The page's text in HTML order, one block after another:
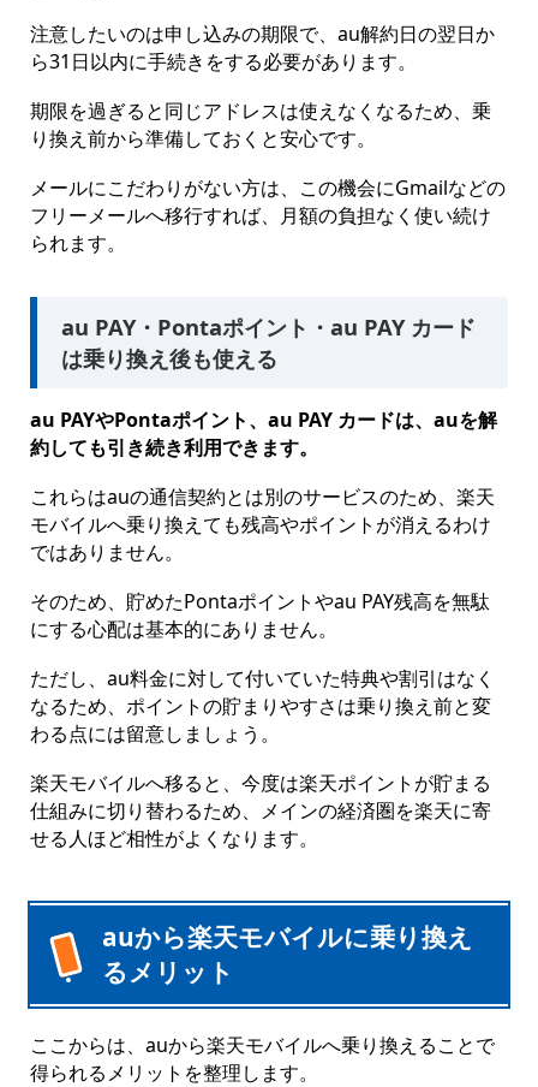
注意したいのは申し込みの期限で、au解約日の翌日か
ら31日以内に手続きをする必要があります。
期限を過ぎると同じアドレスは使えなくなるため、乗
り換え前から準備しておくと安心です。
メールにこだわりがない方は、この機会にGmailなどの
フリーメールへ移行すれば、月額の負担なく使い続け
られます。
au PAY・Pontaポイント・au PAY カード
は乗り換え後も使える
au PAYやPontaポイント、au PAY カードは、auを解
約しても引き続き利用できます。
これらはauの通信契約とは別のサービスのため、楽天
モバイルへ乗り換えても残高やポイントが消えるわけ
ではありません。
そのため、貯めたPontaポイントやau PAY残高を無駄
にする心配は基本的にありません。
ただし、au料金に対して付いていた特典や割引はなく
なるため、ポイントの貯まりやすさは乗り換え前と変
わる点には留意しましょう。
楽天モバイルへ移ると、今度は楽天ポイントが貯まる
仕組みに切り替わるため、メインの経済圏を楽天に寄
せる人ほど相性がよくなります。
auから楽天モバイルに乗り換え
るメリット
ここからは、auから楽天モバイルへ乗り換えることで
得られるメリットを整理します。